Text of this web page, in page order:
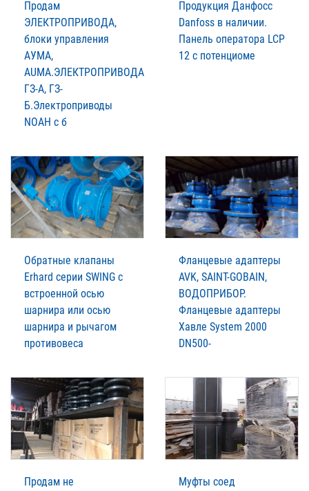
Продам
ЭЛЕКТРОПРИВОДА,
блоки управления
АУМА,
AUMA.ЭЛЕКТРОПРИВОДА
ГЗ-А, ГЗ-
Б.Электроприводы
NOAH c б
Продукция Данфосс
Danfoss в наличии.
Панель оператора LCP
12 с потенциоме
Обратные клапаны
Erhard серии SWING с
встроенной осью
шарнира или осью
шарнира и рычагом
противовеса
Фланцевые адаптеры
AVK, SAINT-GOBAIN,
ВОДОПРИБОР.
Фланцевые адаптеры
Xавле System 2000
DN500-
Продам не
Муфты соед